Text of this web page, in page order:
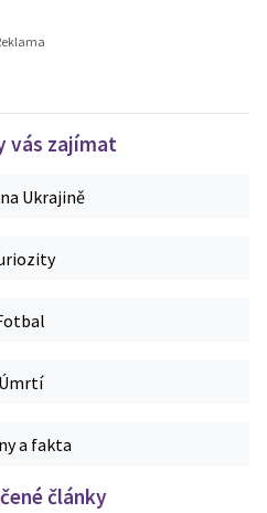
vás zajímat
Ukrajině
Úmrtí
a fakta
články